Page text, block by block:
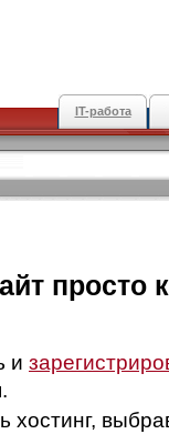
IT-работа
просто
и
хостинг,